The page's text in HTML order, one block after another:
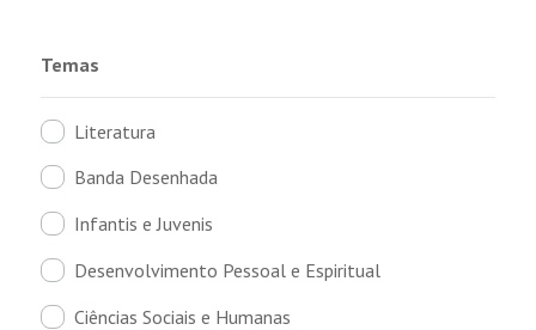
Temas
Literatura
Banda Desenhada
Infantis e Juvenis
Desenvolvimento Pessoal e Espiritual
Ciências Sociais e Humanas